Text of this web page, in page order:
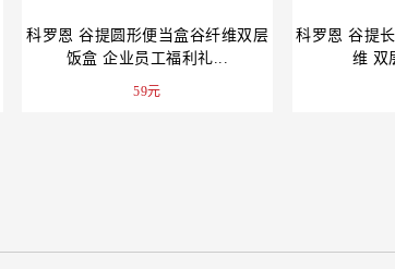
科罗恩 谷提圆形便当盒谷纤维双层
饭盒 企业员工福利礼...
59元
科罗恩 谷提
维 双